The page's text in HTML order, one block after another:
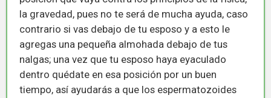
la gravedad, pues no te será de mucha ayuda, caso
contrario si vas debajo de tu esposo y a esto le
agregas una pequeña almohada debajo de tus
nalgas; una vez que tu esposo haya eyaculado
dentro quédate en esa posición por un buen
tiempo, así ayudarás a que los espermatozoides